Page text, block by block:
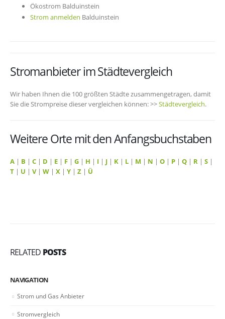
Ökostrom Balduinstein
Strom anmelden Balduinstein
Stromanbieter im Städtevergleich
Wir haben Ihnen die 100 größten Städte zusammengetragen, damit
Sie die Strompreise dieser vergleichen können: >>Städtevergleich.
Weitere Orte mit den Anfangsbuchstaben
A | B | C | D | E | F | G | H | I | J | K | L | M | N | O | P | Q | R | S |
T | U | V| W | X | Y | Z | Ü
RELATED POSTS
NAVIGATION
Strom und Gas Anbieter
Stromvergleich